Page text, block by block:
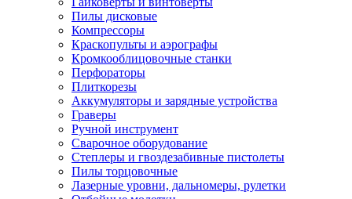
Пилы дисковые
Компрессоры
Краскопульты и аэрографы
Кромкооблицовочные станки
Перфораторы
Плиткорезы
Аккумуляторы и зарядные устройства
Граверы
Ручной инструмент
Сварочное оборудование
Степлеры и гвоздезабивные пистолеты
Пилы торцовочные
Лазерные уровни, дальномеры, рулетки